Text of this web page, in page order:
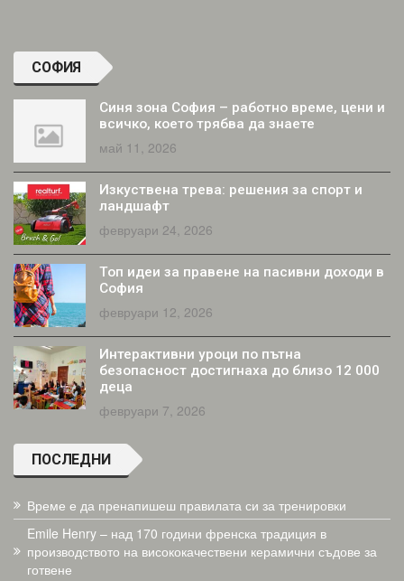
СОФИЯ
Синя зона София – работно време, цени и
всичко, което трябва да знаете
май 11, 2026
Изкуствена трева: решения за спорт и
ландшафт
февруари 24, 2026
Топ идеи за правене на пасивни доходи в
София
февруари 12, 2026
Интерактивни уроци по пътна
безопасност достигнаха до близо 12 000
деца
февруари 7, 2026
ПОСЛЕДНИ
Време е да пренапишеш правилата си за тренировки
Emile Henry – над 170 години френска традиция в
производството на висококачествени керамични съдове за
готвене